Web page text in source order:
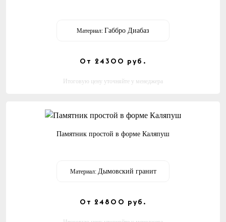
Материал: Габбро Диабаз
От 24300 руб.
Итоговую цену уточняйте у менеджера
Памятник простой в форме Каляпуш
Материал: Дымовский гранит
От 24800 руб.